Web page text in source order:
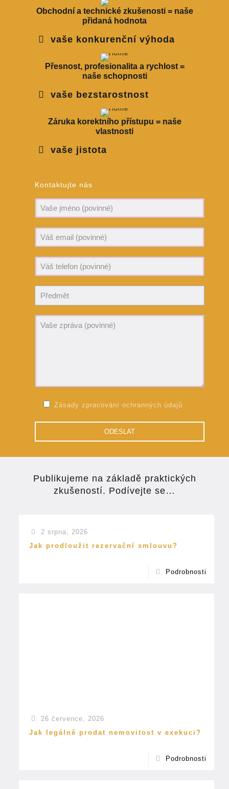
Obchodní a technické zkušenosti = naše
přidaná hodnota
vaše konkurenční výhoda
Přesnost, profesionalita a rychlost =
naše schopnosti
vaše bezstarostnost
Záruka korektního přístupu = naše
vlastnosti
vaše jistota
Kontaktujte nás
Zásady zpracování ochranných údajů
Publikujeme na základě praktických
zkušeností. Podívejte se…
2 srpna, 2026
Jak prodloužit rezervační smlouvu?
Podrobnosti
26 července, 2026
Jak legálně prodat nemovitost v exekuci?
Podrobnosti